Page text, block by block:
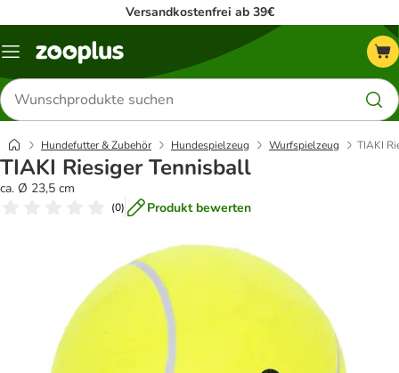
Versandkostenfrei ab 39€
Menü
Produkte
suchen
Hundefutter & Zubehör Hundespielzeug Wurfspielzeug TIAKI
TIAKI Riesiger Tennisball
ca. Ø 23,5 cm
(0) Produkt bewerten